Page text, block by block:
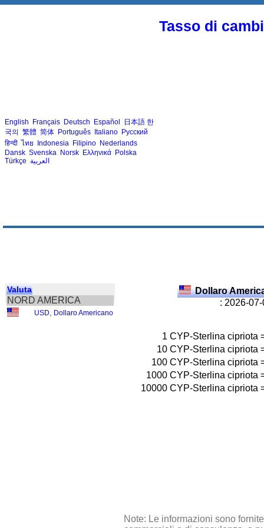
Tasso di
English Français Deutsch Español 日本語 한
국의 繁體 简体 Português Italiano Русский
हिन्दी ไทย Indonesia Filipino Nederlands
Dansk Svenska Norsk Ελληνικά Polska
Türkçe العربية
Valuta
NORD AMERICA
USD Dollaro Americano
Dollaro
: 2026-
1 CYP-Sterlina cipriota
10 CYP-Sterlina cipriota
100 CYP-Sterlina cipriota
1000 CYP-Sterlina cipriota
10000 CYP-Sterlina cipriota
Note: Le informazioni sono